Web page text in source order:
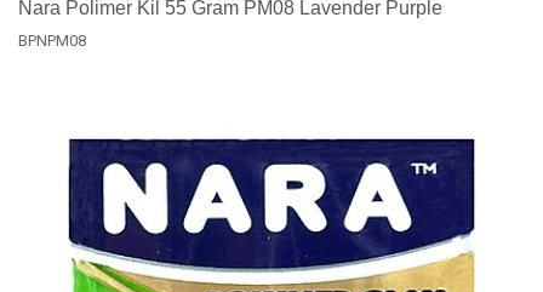
Nara Polimer Kil 55 Gram PM08 Lavender Purple
BPNPM08